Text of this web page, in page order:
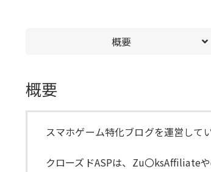
概要
概要
スマホゲーム特化ブログを運営してい
クローズドASPは、Zu〇ksAffiliate